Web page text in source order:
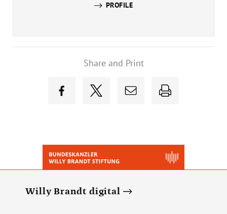
PROFILE
Share and Print
Willy Brandt digital